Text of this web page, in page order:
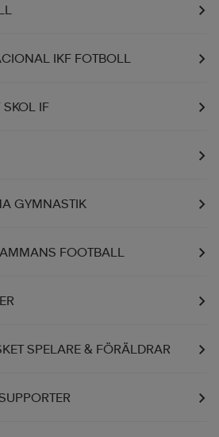
IKF FOTBOLL
IF
GYMNASTIK
FOOTBALL
SPELARE & FÖRÄLDRAR